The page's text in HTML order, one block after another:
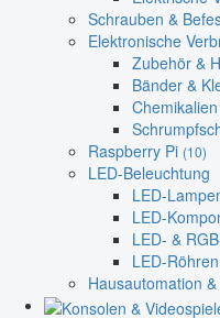
Schrauben &
Elektronische
Zubehör &
Bänder &
Raspberry Pi (10)
LED-Beleuchtung
LED-
LED-
LED- &
LED-Röhren
Hausautomation